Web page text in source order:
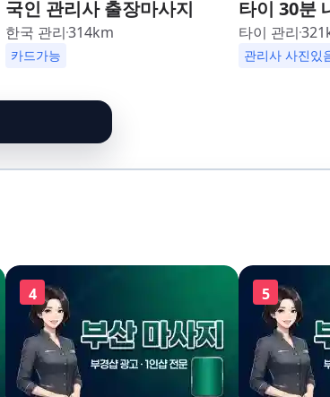
국인 관리사 출장마사지
한국 관리314km
카드가능
타이 30분
타이 관리321
관리사 사진있
4 5